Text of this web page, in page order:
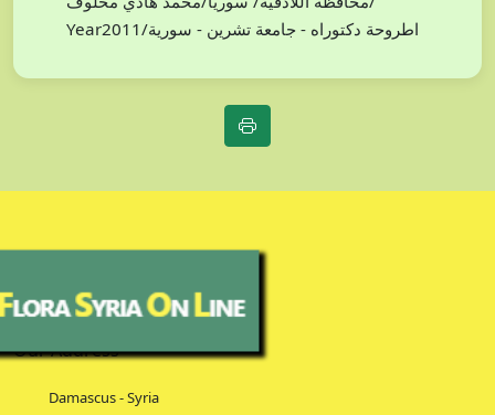
Year2011/اطروحة دكتوراه - جامعة تشرين - سورية
Our Address
Damascus - Syria